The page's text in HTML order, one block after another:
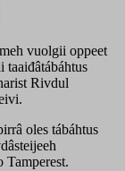
vuolgii oppeet
Rivdul
oles tábáhtus